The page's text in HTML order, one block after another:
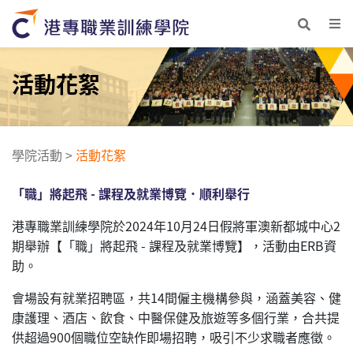
活動花絮
學院活動 >活動花絮
「職」將起飛 - 課程及就業博覽． 順利舉行
港專職業訓練學院於2024年10月24日假將軍澳新都城中心2
期舉辦【「職」將起飛 - 課程及就業博覽】，活動由ERB資
助。
會場設有就業招聘區，共14間僱主機構參與，涵蓋美容、健
康護理、酒店、飲食、中醫保健及旅遊等多個行業，合共提
供超過900個職位空缺作即場招聘，吸引不少求職者應徵。